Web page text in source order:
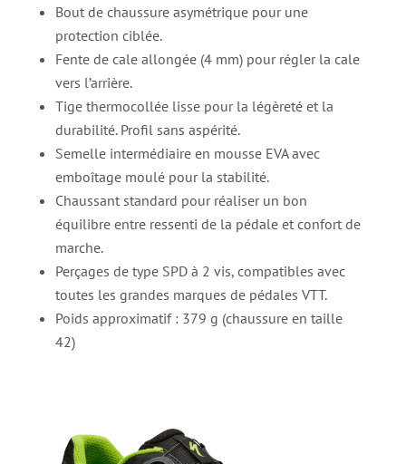
Bout de chaussure asymétrique pour une
protection ciblée.
Fente de cale allongée (4 mm) pour régler la cale
vers l’arrière.
Tige thermocollée lisse pour la légèreté et la
durabilité. Profil sans aspérité.
Semelle intermédiaire en mousse EVA avec
emboîtage moulé pour la stabilité.
Chaussant standard pour réaliser un bon
équilibre entre ressenti de la pédale et confort de
marche.
Perçages de type SPD à 2 vis, compatibles avec
toutes les grandes marques de pédales VTT.
Poids approximatif : 379 g (chaussure en taille
42)